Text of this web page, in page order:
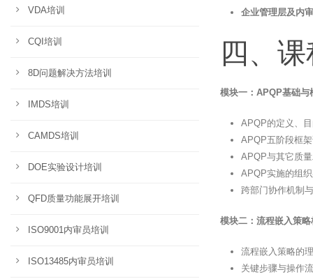
企业管理层及内
四、
模块一：APQP基础与
APQP的定义、
APQP五阶段框
APQP与其它质
APQP实施的组
跨部门协作机制
模块二：流程嵌入策
流程嵌入策略的
关键步骤与操作
VDA培训
CQI培训
8D问题解决方法培训
IMDS培训
CAMDS培训
DOE实验设计培训
QFD质量功能展开培训
ISO9001内审员培训
ISO13485内审员培训